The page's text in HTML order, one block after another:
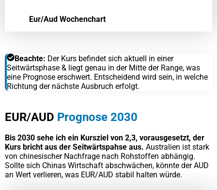
Eur/Aud Wochenchart
Beachte: Der Kurs befindet sich aktuell in einer
Seitwärtsphase & liegt genau in der Mitte der Range, was
eine Prognose erschwert. Entscheidend wird sein, in welche
Richtung der nächste Ausbruch erfolgt.
EUR/AUD Prognose 2030
Bis 2030 sehe ich ein Kursziel von 2,3, vorausgesetzt, der
Kurs bricht aus der Seitwärtspahse aus. Australien ist stark
von chinesischer Nachfrage nach Rohstoffen abhängig.
Sollte sich Chinas Wirtschaft abschwächen, könnte der AUD
an Wert verlieren, was EUR/AUD stabil halten würde.